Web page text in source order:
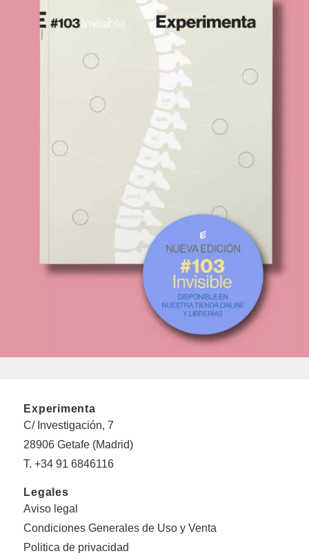
Experimenta
C/ Investigación, 7
28906 Getafe (Madrid)
T. +34 91 6846116
Legales
Aviso legal
Condiciones Generales de Uso y Venta
Politica de privacidad